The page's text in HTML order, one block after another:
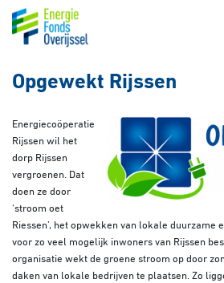
Opgewekt Rijssen
Energiecoöperatie
Rijssen wil het
dorp Rijssen
vergroenen. Dat
doen ze door
‘stroom oet
Riessen’, het opwekken van lokale duurzame
voor zo veel mogelijk inwoners van Rijssen
organisatie wekt de groene stroom op door
daken van lokale bedrijven te plaatsen. Zo